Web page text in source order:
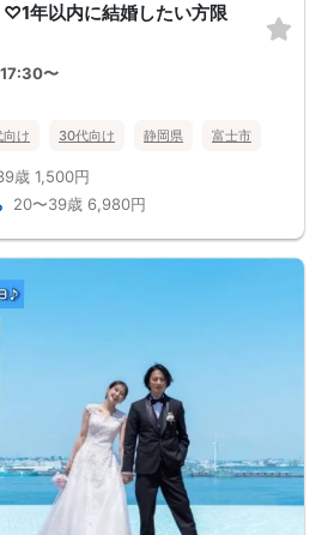
年以内に結婚したい方限
〜
け 30代向け 静岡県 富士市
歳 1,500円
20〜39歳 6,980円